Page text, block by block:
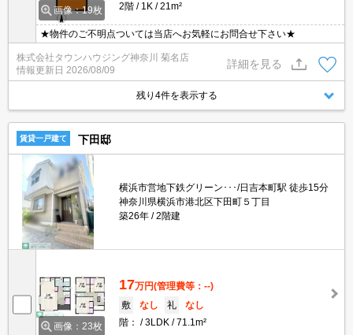
画像：19枚
2階
1K 21m²
★物件のご不明点ついては当店へお気軽にお問合せ下さい★
株式会社タウンハウジング神奈川 菊名店
情報更新日 2026/08/09
詳細を見る
残り4件を表示する
賃貸一戸建て 下田邸
横浜市営地下鉄グリーン･･･/日吉本町駅 徒歩15分
神奈川県横浜市港北区下田町５丁目
築26年
2階建
画像：23枚
17万円(管理費等：--)
敷
なし 礼
なし
階：
3LDK 71.1m²